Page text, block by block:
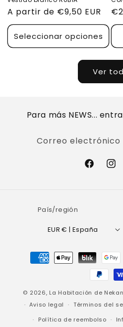
Precio
habitual
A partir de €9,50 EUR
Seleccionar opciones
Ver
Para más NEWS...
Correo electrónico
Facebook
País/región
EUR € | España
Formas
© 2026, La Habitación de
Aviso legal
Términos del
Política de reembolso